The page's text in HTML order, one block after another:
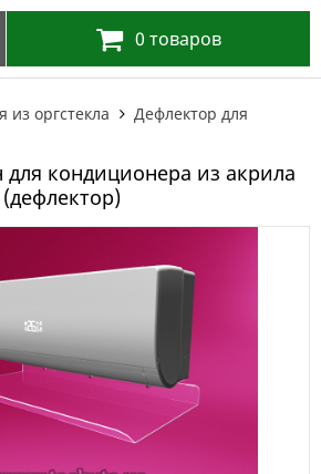
0 товаров
из оргстекла
Дефлектор для
кондиционера из акрила